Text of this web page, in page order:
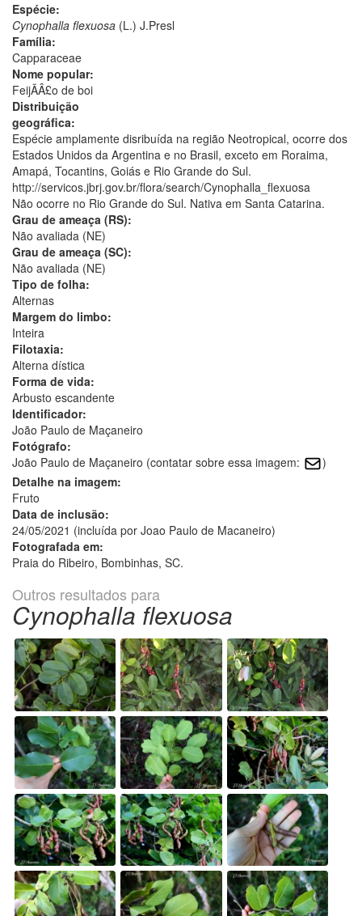
Espécie:
Cynophalla flexuosa (L.) J.Presl
Família:
Capparaceae
Nome popular:
FeijÃÂ£o de boi
Distribuição
geográfica:
Espécie amplamente disribuída na região Neotropical, ocorre dos
Estados Unidos da Argentina e no Brasil, exceto em Roraima,
Amapá, Tocantins, Goiás e Rio Grande do Sul.
http://servicos.jbrj.gov.br/flora/search/Cynophalla_flexuosa
Não ocorre no Rio Grande do Sul. Nativa em Santa Catarina.
Grau de ameaça (RS):
Não avaliada (NE)
Grau de ameaça (SC):
Não avaliada (NE)
Tipo de folha:
Alternas
Margem do limbo:
Inteira
Filotaxia:
Alterna dística
Forma de vida:
Arbusto escandente
Identificador:
João Paulo de Maçaneiro
Fotógrafo:
João Paulo de Maçaneiro (contatar sobre essa imagem:
)
Detalhe na imagem:
Fruto
Data de inclusão:
24/05/2021 (incluída por Joao Paulo de Macaneiro)
Fotografada em:
Praia do Ribeiro, Bombinhas, SC.
Outros resultados para
Cynophalla flexuosa